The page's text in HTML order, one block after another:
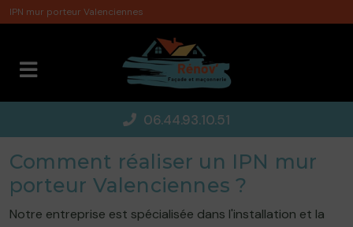
IPN mur porteur Valenciennes
06.44.93.10.51
Comment réaliser un IPN mur
porteur Valenciennes ?
Notre entreprise est spécialisée dans l'installation et la
Panneau de gestion des cookies